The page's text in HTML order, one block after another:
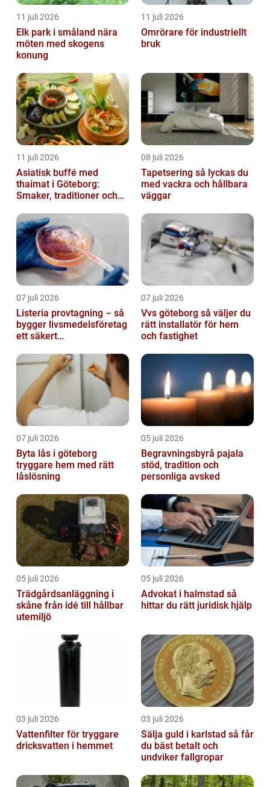
11 juli 2026
Elk park i småland nära
möten med skogens
konung
11 juli 2026
Omrörare för industriellt
bruk
11 juli 2026
Asiatisk buffé med
thaimat i Göteborg:
Smaker, traditioner och
08 juli 2026
Tapetsering så lyckas du
med vackra och hållbara
väggar
07 juli 2026
Listeria provtagning – så
bygger livsmedelsföretag
ett säkert
07 juli 2026
Vvs göteborg så väljer du
rätt installatör för hem
och fastighet
07 juli 2026
Byta lås i göteborg
tryggare hem med rätt
låslösning
05 juli 2026
Begravningsbyrå pajala
stöd, tradition och
personliga avsked
05 juli 2026
Trädgårdsanläggning i
skåne från idé till hållbar
utemiljö
05 juli 2026
Advokat i halmstad så
hittar du rätt juridisk hjälp
03 juli 2026
Vattenfilter för tryggare
dricksvatten i hemmet
03 juli 2026
Sälja guld i karlstad så får
du bäst betalt och
undviker fallgropar